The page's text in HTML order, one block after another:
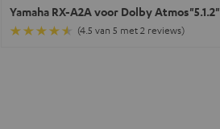
Yamaha RX-A2A voor Dolby Atmos"5.1.2"
(4.5 van 5 met 2 reviews)